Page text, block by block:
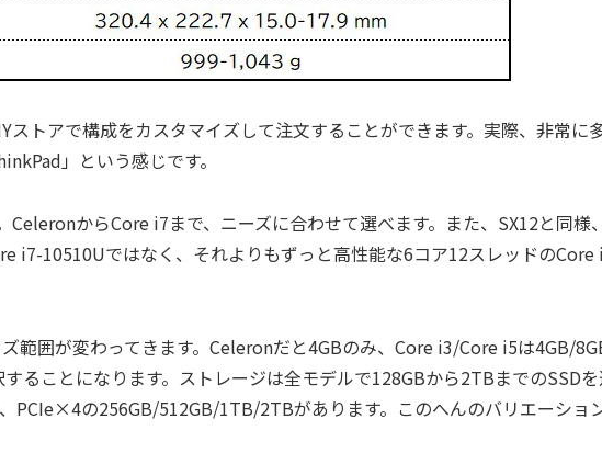
ストアで構成をカスタマイズして注文することができます。実際、非常に
」という感じです。
からCore i7まで、ニーズに合わせて選べます。また、SX12と同様
i7-10510Uではなく、それよりもずっと高性能な6コア12スレッドのCore
範囲が変わってきます。Celeronだと4GBのみ、Core i3/Core i5は4GB/
ることになります。ストレージは全モデルで128GBから2TBまでのSSD
PCIe×4の256GB/512GB/1TB/2TBがあります。このへんのバリエーショ